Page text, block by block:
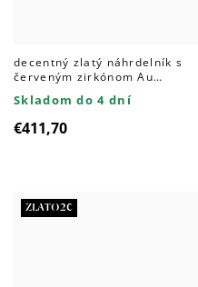
decentný zlatý náhrdelník s
červeným zirkónom Au
Skladom do 4 dní
€411,70
ZLATO20